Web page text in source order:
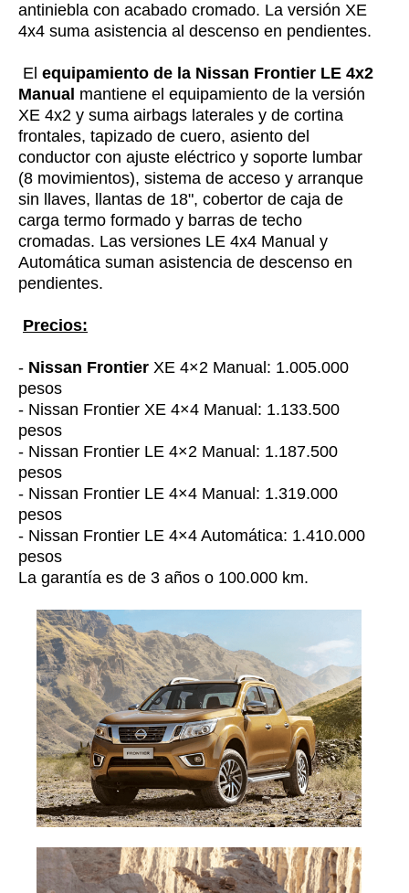
antiniebla con acabado cromado. La versión XE
4x4 suma asistencia al descenso en pendientes.
El equipamiento de la Nissan Frontier LE 4x2
Manual mantiene el equipamiento de la versión
XE 4x2 y suma airbags laterales y de cortina
frontales, tapizado de cuero, asiento del
conductor con ajuste eléctrico y soporte lumbar
(8 movimientos), sistema de acceso y arranque
sin llaves, llantas de 18", cobertor de caja de
carga termo formado y barras de techo
cromadas. Las versiones LE 4x4 Manual y
Automática suman asistencia de descenso en
pendientes.
Precios:
- Nissan Frontier XE 4×2 Manual: 1.005.000
pesos
- Nissan Frontier XE 4×4 Manual: 1.133.500
pesos
- Nissan Frontier LE 4×2 Manual: 1.187.500
pesos
- Nissan Frontier LE 4×4 Manual: 1.319.000
pesos
- Nissan Frontier LE 4×4 Automática: 1.410.000
pesos
La garantía es de 3 años o 100.000 km.